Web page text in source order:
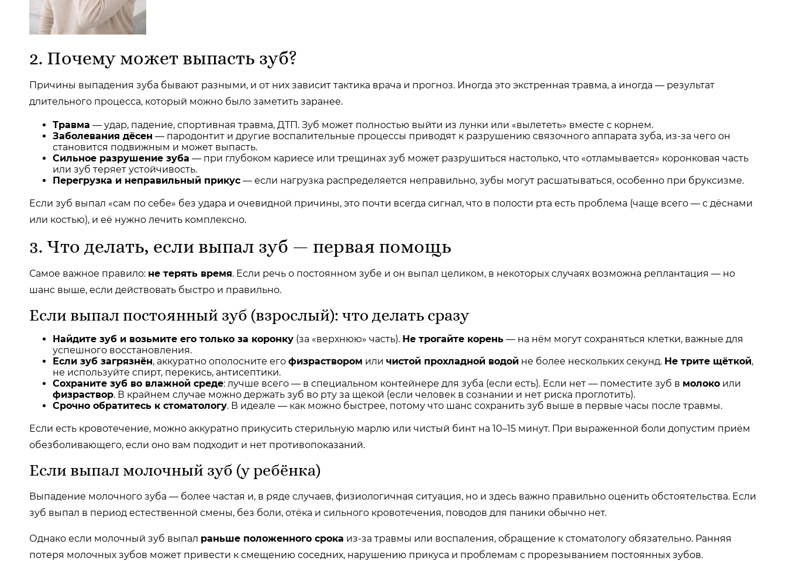
2. Почему может выпасть зуб?
Причины выпадения зуба бывают разными, и от них зависит тактика врача и прогноз. Иногда это экстренная травма, а иногда — результат
длительного процесса, который можно было заметить заранее.
Травма — удар, падение, спортивная травма, ДТП. Зуб может полностью выйти из лунки или «вылететь» вместе с корнем.
Заболевания дёсен — пародонтит и другие воспалительные процессы приводят к разрушению связочного аппарата зуба, из-за чего он
становится подвижным и может выпасть.
Сильное разрушение зуба — при глубоком кариесе или трещинах зуб может разрушиться настолько, что «отламывается» коронковая часть
или зуб теряет устойчивость.
Перегрузка и неправильный прикус — если нагрузка распределяется неправильно, зубы могут расшатываться, особенно при бруксизме.
Если зуб выпал «сам по себе» без удара и очевидной причины, это почти всегда сигнал, что в полости рта есть проблема (чаще всего — с дёснами
или костью), и её нужно лечить комплексно.
3. Что делать, если выпал зуб — первая помощь
Самое важное правило: не терять время. Если речь о постоянном зубе и он выпал целиком, в некоторых случаях возможна реплантация — но
шанс выше, если действовать быстро и правильно.
Если выпал постоянный зуб (взрослый): что делать сразу
Найдите зуб и возьмите его только за коронку (за «верхнюю» часть). Не трогайте корень — на нём могут сохраняться клетки, важные для
успешного восстановления.
Если зуб загрязнён, аккуратно ополосните его физраствором или чистой прохладной водой не более нескольких секунд. Не трите щёткой,
не используйте спирт, перекись, антисептики.
Сохраните зуб во влажной среде: лучше всего — в специальном контейнере для зуба (если есть). Если нет — поместите зуб в молоко или
физраствор. В крайнем случае можно держать зуб во рту за щекой (если человек в сознании и нет риска проглотить).
Срочно обратитесь к стоматологу. В идеале — как можно быстрее, потому что шанс сохранить зуб выше в первые часы после травмы.
Если есть кровотечение, можно аккуратно прикусить стерильную марлю или чистый бинт на 10–15 минут. При выраженной боли допустим приём
обезболивающего, если оно вам подходит и нет противопоказаний.
Если выпал молочный зуб (у ребёнка)
Выпадение молочного зуба — более частая и, в ряде случаев, физиологичная ситуация, но и здесь важно правильно оценить обстоятельства. Если
зуб выпал в период естественной смены, без боли, отёка и сильного кровотечения, поводов для паники обычно нет.
Однако если молочный зуб выпал раньше положенного срока из-за травмы или воспаления, обращение к стоматологу обязательно. Ранняя
потеря молочных зубов может привести к смещению соседних, нарушению прикуса и проблемам с прорезыванием постоянных зубов.